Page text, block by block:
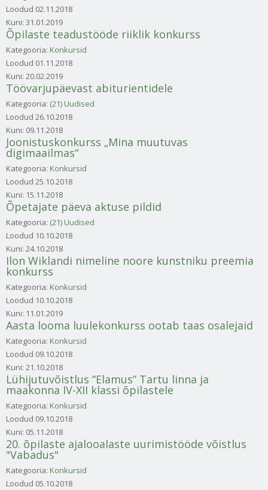
Loodud 02.11.2018
Kuni: 31.01.2019
Õpilaste teadustööde riiklik konkurss
Kategooria: Konkursid
Loodud 01.11.2018
Kuni: 20.02.2019
Töövarjupäevast abiturientidele
Kategooria: (21) Uudised
Loodud 26.10.2018
Kuni: 09.11.2018
Joonistuskonkurss „Mina muutuvas
digimaailmas“
Kategooria: Konkursid
Loodud 25.10.2018
Kuni: 15.11.2018
Õpetajate päeva aktuse pildid
Kategooria: (21) Uudised
Loodud 10.10.2018
Kuni: 24.10.2018
Ilon Wiklandi nimeline noore kunstniku preemia
konkurss
Kategooria: Konkursid
Loodud 10.10.2018
Kuni: 11.01.2019
Aasta looma luulekonkurss ootab taas osalejaid
Kategooria: Konkursid
Loodud 09.10.2018
Kuni: 21.10.2018
Lühijutuvõistlus “Elamus” Tartu linna ja
maakonna IV-XII klassi õpilastele
Kategooria: Konkursid
Loodud 09.10.2018
Kuni: 05.11.2018
20. õpilaste ajalooalaste uurimistööde võistlus
"Vabadus"
Kategooria: Konkursid
Loodud 05.10.2018